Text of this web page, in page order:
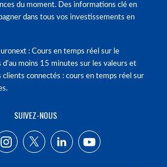
du moment. Des informations clé en
dans tous vos investissements en
: Cours en temps réel sur le
moins 15 minutes sur les valeurs et
clients connectés : cours en temps réel sur
SUIVEZ-NOUS